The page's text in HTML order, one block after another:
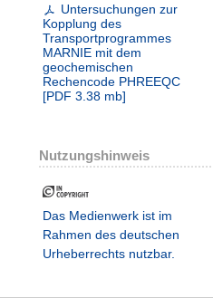
Untersuchungen zur
Kopplung des
Transportprogrammes
MARNIE mit dem
geochemischen
Rechencode PHREEQC
[PDF 3.38 mb]
Nutzungshinweis
Das Medienwerk ist im
Rahmen des deutschen
Urheberrechts nutzbar.